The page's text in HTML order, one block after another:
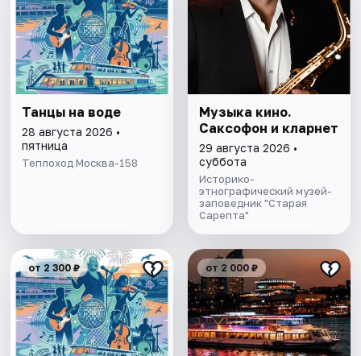
Танцы на воде
28 августа 2026 •
пятница
Теплоход Москва-158
Музыка кино.
Саксофон и кларнет
29 августа 2026 •
суббота
Историко-
этнографический музей-
заповедник "Старая
Сарепта"
от 2 300 ₽ от 2 000 ₽